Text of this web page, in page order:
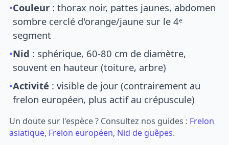
•Couleur : thorax noir, pattes jaunes, abdomen
sombre cerclé d'orange/jaune sur le 4ᵉ
segment
•Nid : sphérique, 60-80 cm de diamètre,
souvent en hauteur (toiture, arbre)
•Activité : visible de jour (contrairement au
frelon européen, plus actif au crépuscule)
Un doute sur l'espèce ? Consultez nos guides : Frelon
asiatique, Frelon européen, Nid de guêpes.